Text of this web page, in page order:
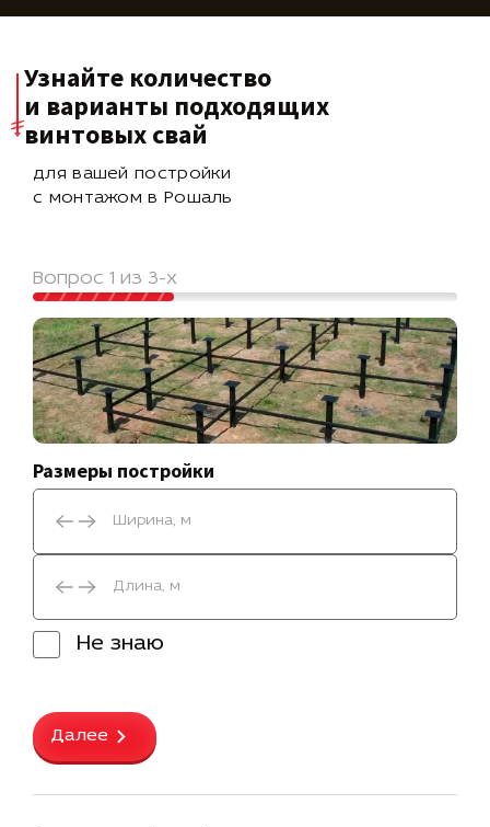
Узнайте количество
и варианты подходящих
винтовых свай
для вашей постройки
с монтажом в Рошаль
Вопрос 1 из 3-х
Размеры постройки
Не знаю
Далее